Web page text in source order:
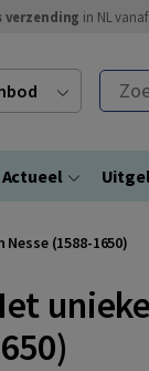
verzending in NL
Actueel
(1588-1650)